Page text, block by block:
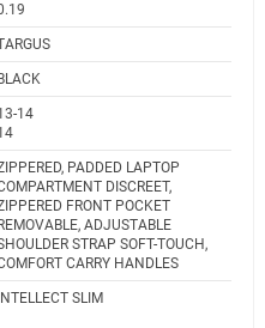
BLACK
14
PADDED LAPTOP
DISCREET,
FRONT POCKET
REMOVABLE, ADJUSTABLE
STRAP SOFT-TOUCH,
CARRY HANDLES
INTELLECT SLIM